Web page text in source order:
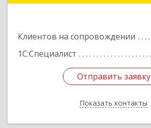
Клиентов на сопровождении
1С:Специалист
Отправить заявку
Показать контакты
Отправить заявку
Назад